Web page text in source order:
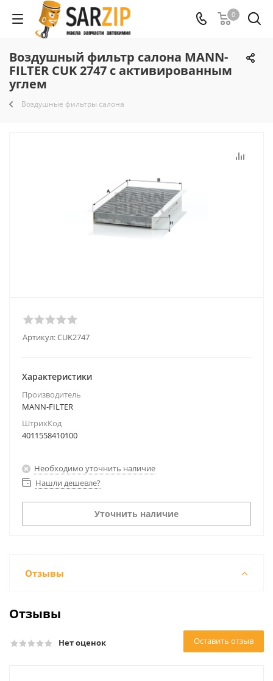
0
Воздушный фильтр салона MANN-
FILTER CUK 2747 с активированным
углем
Воздушные фильтры салона
Артикул:CUK2747
Характеристики
Производитель
MANN-FILTER
ШтрихКод
4011558410100
Необходимо уточнить наличие
Нашли дешевле?
Уточнить наличие
Отзывы
Отзывы
Нет оценок Оставить отзыв